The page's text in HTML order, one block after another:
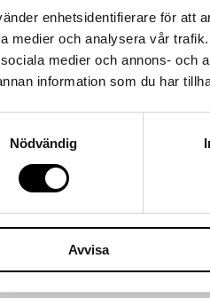
enhetsidentifierare för att
medier och analysera vår
medier och annons- och
information som du har
Nödvändig
Avvisa
som till slut tvingade honom
men jag måste leva av något. Så
och efter ett par år återvände
att något saknades. Samtidigt
med Google Cloud som
för olikheter. Här kan jag vara
framför en dator och jobba
bli mer pragmatisk. Du blir bättre